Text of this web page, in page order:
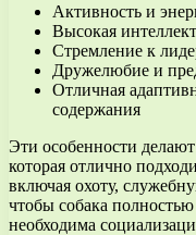
Активность и
Высокая
Стремление к
Дружелюбие и
Отличная
содержания
Эти особенности
которая отлично
включая охоту,
чтобы собака
необходима